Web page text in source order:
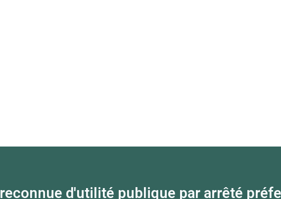
reconnue d'utilité publique par arrêté